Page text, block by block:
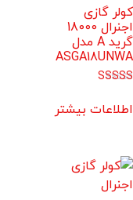
کولر گازی
اجنرال 18000
گرید A مدل
ASGA18UNWA
5.00
از 5
اطلاعات بیشتر